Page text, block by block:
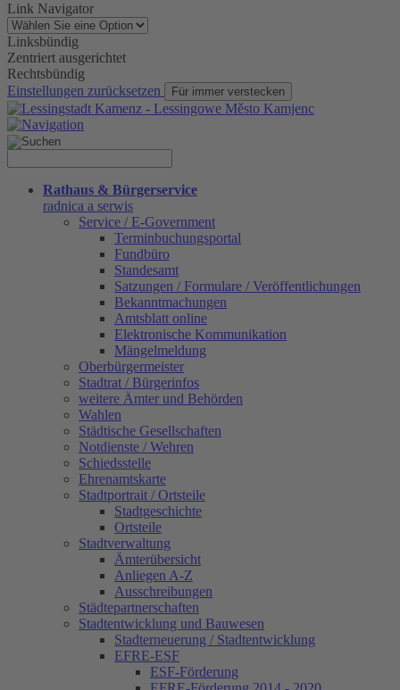
Link Navigator
Linksbündig
Zentriert ausgerichtet
Rechtsbündig
Einstellungen zurücksetzen
Für immer verstecken
Rathaus & Bürgerservice
radnica a serwis
Service / E-Government
Terminbuchungsportal
Fundbüro
Standesamt
Satzungen / Formulare / Veröffentlichungen
Bekanntmachungen
Amtsblatt online
Elektronische Kommunikation
Mängelmeldung
Oberbürgermeister
Stadtrat / Bürgerinfos
weitere Ämter und Behörden
Wahlen
Städtische Gesellschaften
Notdienste / Wehren
Schiedsstelle
Ehrenamtskarte
Stadtportrait / Ortsteile
Stadtgeschichte
Ortsteile
Stadtverwaltung
Ämterübersicht
Anliegen A-Z
Ausschreibungen
Städtepartnerschaften
Stadtentwicklung und Bauwesen
Stadterneuerung / Stadtentwicklung
EFRE-ESF
ESF-Förderung